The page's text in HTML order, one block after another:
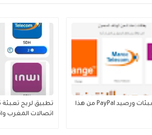
ربح التعبئات ورصيد PayPal من هذا
اتصالات المغرب